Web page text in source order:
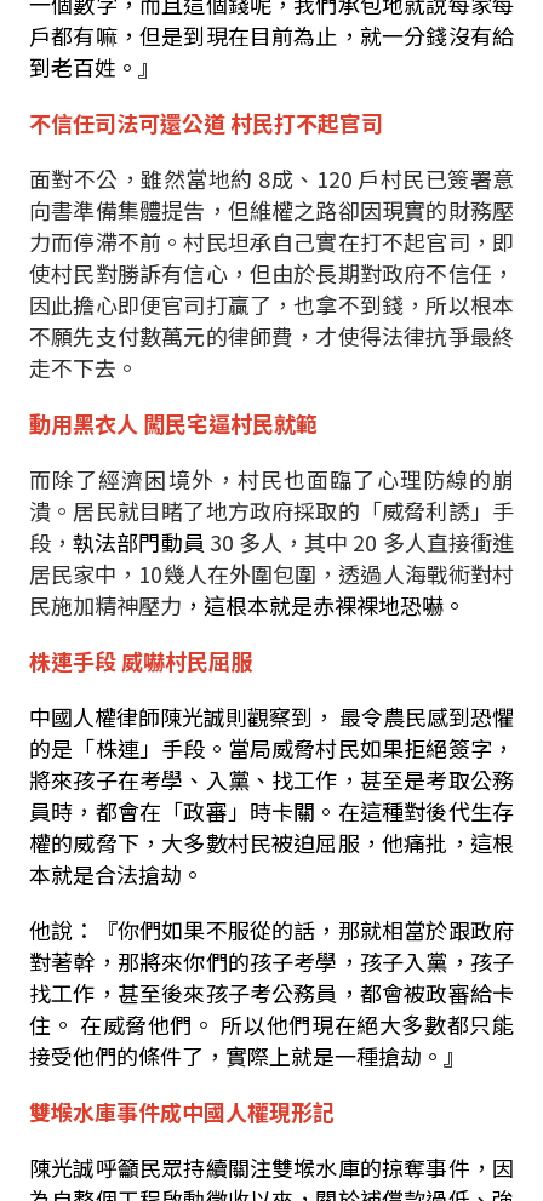
戶都有嘛，但是到現在目前為止，就一分錢沒有給
到老百姓。』
不信任司法可還公道村民打不起官司
面對不公，雖然當地約 8成、 120 戶村民已簽署意
向書準備集體提告，但維權之路卻因現實的財務壓
力而停滯不前。村民坦承自己實在打不起官司，即
使村民對勝訴有信心，但由於長期對政府不信任，
因此擔心即便官司打贏了，也拿不到錢，所以根本
不願先支付數萬元的律師費，才使得法律抗爭最終
走不下去。
動用黑衣人 闖民宅逼村民就範
而除了經濟困境外，村民也面臨了心理防線的崩
潰。居民就目睹了地方政府採取的「威脅利誘」手
段，執法部門動員 30 多人，其中 20 多人直接衝進
居民家中， 10幾人在外圍包圍，透過人海戰術對村
民施加精神壓力 ，這根本就是赤裸裸地恐嚇。
株連手段威嚇村民屈服
中國人權律師陳光誠則觀察到， 最令農民感到恐懼
的是「株連」手段。當局威脅村民如果拒絕簽字，
將來孩子在考學、入黨、找工作，甚至是考取公務
員時，都會在「政審」時卡關 。在這種對後代生存
權的威脅下，大多數村民被迫屈服，他痛批，這根
本就是合法搶劫。
他說：『你們如果不服從的話，那就相當於跟政府
對著幹，那將來你們的孩子考學，孩子入黨，孩子
找工作，甚至後來孩子考公務員，都會被政審給卡
住。 在威脅他們。 所以他們現在絕大多數都只能
接受他們的條件了，實際上就是一種搶劫。』
雙堠水庫事件成中國人權現形記
陳光誠呼籲民眾持續關注雙堠水庫的掠奪事件，因